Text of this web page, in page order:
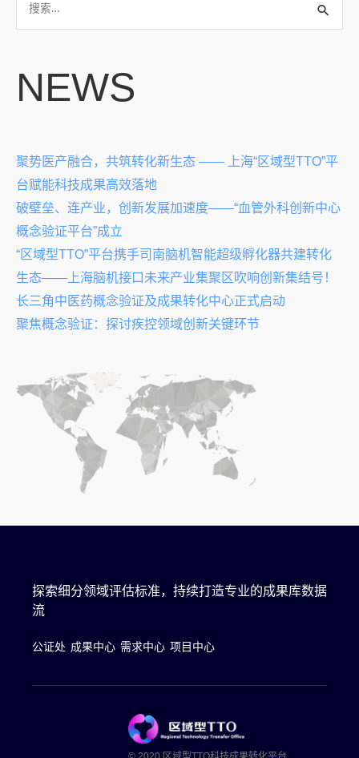
NEWS
聚势医产融合，共筑转化新生态 —— 上海“区域型TTO”平
台赋能科技成果高效落地
破壁垒、连产业，创新发展加速度——“血管外科创新中心
概念验证平台”成立
“区域型TTO”平台携手司南脑机智能超级孵化器共建转化
生态——上海脑机接口未来产业集聚区吹响创新集结号！
长三角中医药概念验证及成果转化中心正式启动
聚焦概念验证：探讨疾控领域创新关键环节
探索细分领域评估标准，持续打造专业的成果库数据
流
公证处 成果中心 需求中心 项目中心